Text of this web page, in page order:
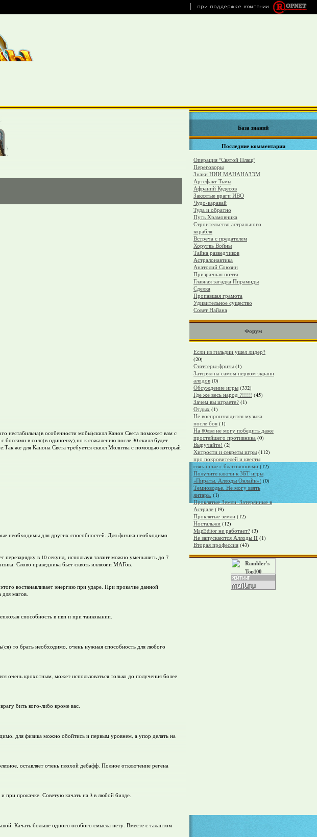
нестабильна(в особенности мобы)скилл Канон Света поможет вам с
боссами в соло(в одиночку),но к сожалению после 30 скилл будет
же для Канона Света требуется скилл Молитва с помощью который
необходимы для других способностей. Для физика необходимо
перезарядку в 10 секунд, используя талант можно уменьшить до 7
Слово праведника бьет сквозь иллюзии МАГов.
востанавливает энергию при ударе. При прокачке данной
для магов.
способность в пвп и при танковании.
то брать необходимо, очень нужная способность для любого
очень крохотным, может использоваться только до получения более
бить кого-либо кроме вас.
для физика можно обойтись и первым уровнем, а упор делать на
оставляет очень плохой дебафф. Полное отключение регена
при прокачке. Советую качать на 3 в любой билде.
Качать больше одного особого смысла нету. Вместе с талантом
База знаний
Последние комментарии
Операция "Святой Плащ"
Переговоры
Знаки НИИ МАНАНАЗЭМ
Артефакт Тьмы
Афраний Кудесов
Заклятые враги ИВО
Чудо-каравай
Туда и обратно
Путь Храмовника
Строительство астрального
корабля
Встреча с предателем
Хоругвь Войны
Тайна разведчиков
Астралонавтика
Анатолий Союзин
Призрачная почта
Главная загадка Пирамиды
Сделка
Пропавшая грамота
Удивительное существо
Совет Найана
Форум
Если из гильдии ушел лидер?
(20)
Статтеры-фризы (1)
Затсрял на самом первом экранн
алодов (0)
Обсуждение игры (332)
Где же весь народ ?!!!!! (45)
Зачем вы играете? (1)
Отдых (1)
Не воспроизводится музыка
после боя (1)
На 80лвл не могу победить даже
простейшего противника (0)
Выручайте! (2)
Хитрости и секреты игры (112)
про покровителей и квесты
связанные с благовониями (12)
Получите ключи к ЗБТ игры
«Пираты. Аллоды Онлайн»! (0)
Темноводье. Не могу взять
янтарь. (1)
Проклятые Земли: Затерянные в
Астрале (19)
Проклятые земли (12)
Ностальжи (12)
MapEditor не работает? (3)
Не запускаются Аллоды II (1)
Вторая профессия (43)